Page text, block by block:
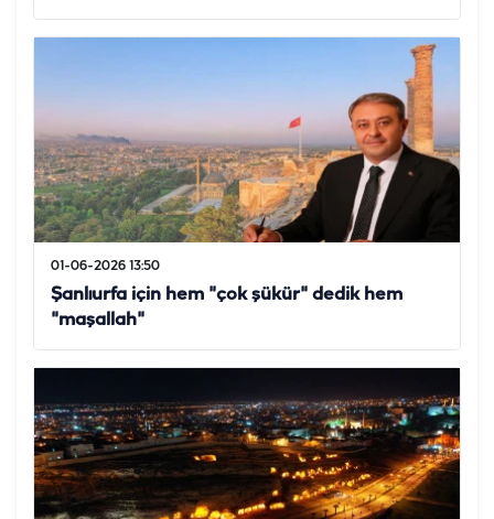
01-06-2026 13:50
Şanlıurfa için hem "çok şükür" dedik hem
"maşallah"